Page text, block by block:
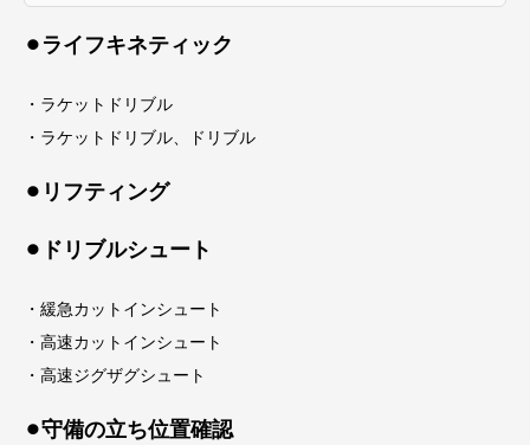
⚫︎ライフキネティック
・ラケットドリブル
・ラケットドリブル、ドリブル
⚫︎リフティング
⚫︎ドリブルシュート
・緩急カットインシュート
・高速カットインシュート
・高速ジグザグシュート
⚫︎守備の立ち位置確認